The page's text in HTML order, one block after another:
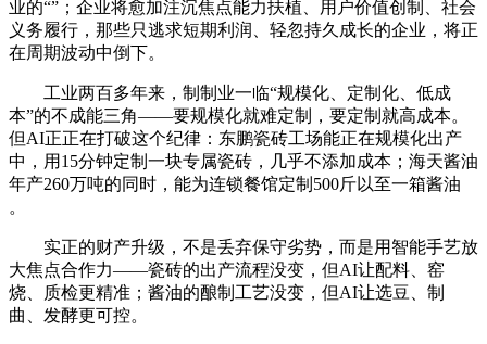
业的“”；企业将愈加注沉焦点能力扶植、用户价值创制、社会
义务履行，那些只逃求短期利润、轻忽持久成长的企业，将正
在周期波动中倒下。
工业两百多年来，制制业一临“规模化、定制化、低成
本”的不成能三角——要规模化就难定制，要定制就高成本。
但AI正正在打破这个纪律：东鹏瓷砖工场能正在规模化出产
中，用15分钟定制一块专属瓷砖，几乎不添加成本；海天酱油
年产260万吨的同时，能为连锁餐馆定制500斤以至一箱酱油
。
实正的财产升级，不是丢弃保守劣势，而是用智能手艺放
大焦点合作力——瓷砖的出产流程没变，但AI让配料、窑
烧、质检更精准；酱油的酿制工艺没变，但AI让选豆、制
曲、发酵更可控。